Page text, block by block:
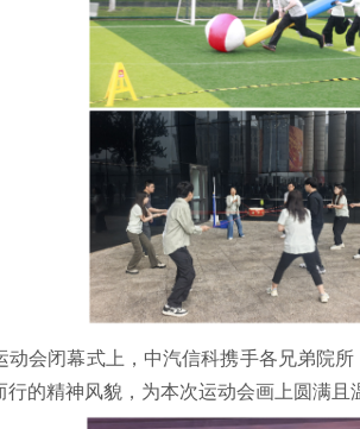
动会闭幕式上，中汽信科携手各兄弟院
的精神风貌，为本次运动会画上圆满且